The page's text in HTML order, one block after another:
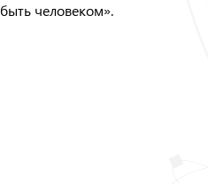
человеком».